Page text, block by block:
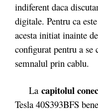
indiferent daca
digitale. Pentru ca
acesta initiat inainte
configurat pentru a
semnalul prin cablu.
La capitolul
Tesla 40S393BFS